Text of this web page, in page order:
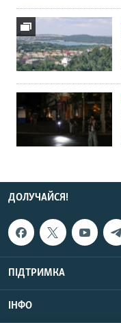
ДОЛУЧАЙСЯ!
ПІДТРИМКА
ІНФО